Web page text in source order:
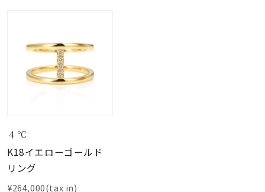
４℃
K18イエローゴールド
リング
¥264,000(tax in)